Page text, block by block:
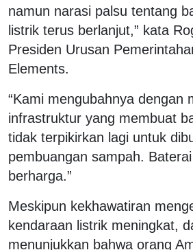
namun narasi palsu tentang
listrik terus berlanjut,” kata
Presiden Urusan
Elements.
“Kami mengubahnya dengan
infrastruktur yang membuat
tidak terpikirkan lagi untuk
pembuangan sampah.
berharga.”
Meskipun kekhawatiran
kendaraan listrik meningkat,
menunjukkan bahwa orang